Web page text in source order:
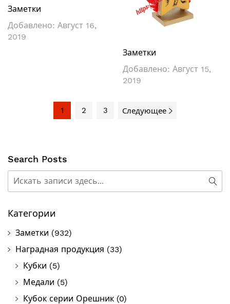
Заметки
Добавлено: Август 16,
2019
Заметки
Добавлено: Август 15,
2019
1 2 3 Следующее
Search Posts
Категории
Заметки (932)
Наградная продукция (33)
Кубки (5)
Медали (5)
Кубок серии Орешник (0)